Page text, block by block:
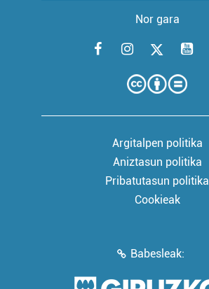
Nor gara
Argitalpen politika
Aniztasun politika
Pribatutasun politika
Cookieak
Babesleak: